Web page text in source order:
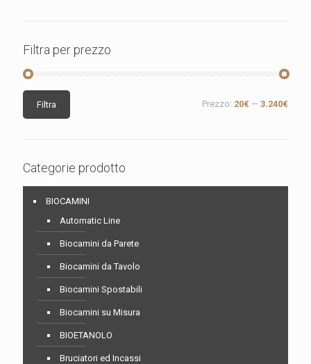
Filtra per prezzo
Prezzo
Prezzo
MaxFiltra Prezzo: 20€ — 3.240€
Categorie prodotto
BIOCAMINI
Automatic Line
Biocamini da Parete
Biocamini da Tavolo
Biocamini Spostabili
Biocamini su Misura
BIOETANOLO
Bruciatori ed Incassi